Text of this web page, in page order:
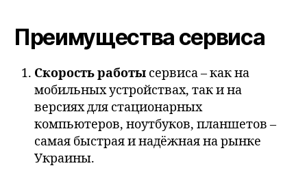
Преимущества сервиса
Скорость работы сервиса – как на
мобильных устройствах, так и на
версиях для стационарных
компьютеров, ноутбуков, планшетов –
самая быстрая и надёжная на рынке
Украины.